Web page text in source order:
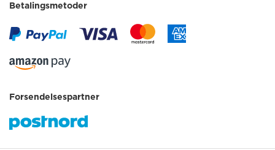
Betalingsmetoder
Forsendelsespartner